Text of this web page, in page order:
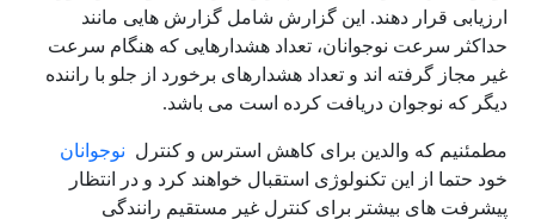
ارزیابی قرار دهند. این گزارش شامل گزارش هایی مانند
حداکثر سرعت نوجوانان، تعداد هشدارهایی که هنگام سرعت
غیر مجاز گرفته اند و تعداد هشدارهای برخورد از جلو با راننده
دیگر که نوجوان دریافت کرده است می باشد.
مطمئنیم که والدین برای کاهش استرس و کنترل نوجوانان
خود حتما از این تکنولوژی استقبال خواهند کرد و در انتظار
پیشرفت های بیشتر برای کنترل غیر مستقیم رانندگی